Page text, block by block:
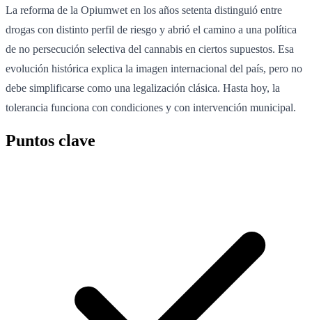
La reforma de la Opiumwet en los años setenta distinguió entre
drogas con distinto perfil de riesgo y abrió el camino a una política
de no persecución selectiva del cannabis en ciertos supuestos. Esa
evolución histórica explica la imagen internacional del país, pero no
debe simplificarse como una legalización clásica. Hasta hoy, la
tolerancia funciona con condiciones y con intervención municipal.
Puntos clave